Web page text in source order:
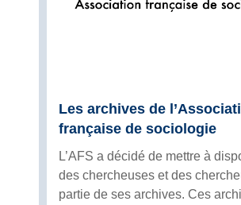
Les archives de
française de sociologie
L’AFS a décidé de mettre à
des chercheuses et des
partie de ses archives. Ces